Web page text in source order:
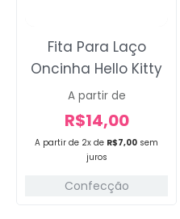
A partir de 2x de R$7,00 sem
juros
Fita Para Laço
Oncinha Hello Kitty
A partir de
R$14,00
Confecção